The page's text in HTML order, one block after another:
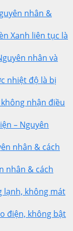
nhân &
Xanh liên tục là
nhân và
nhiệt độ là bị
nhận điều
– Nguyên
nhân & cách
nhân & cách
lạnh, không mát
điện, không bật